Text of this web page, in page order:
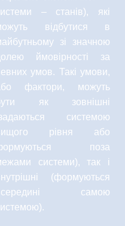
– станів), які
відбутися в
зі значною
ймовірності за
умов. Такі умови,
фактори, можуть
як зовнішні
системою
рівня або
поза
системи), так і
(формуються
самою